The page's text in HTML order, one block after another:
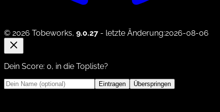
© 2026 Tobeworks, 9.0.27 - letzte Änderung:2026-08-06
Dein Score: 0, in die Topliste?
Eintragen Überspringen